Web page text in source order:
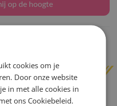
op de hoogte
cookies om je
Door onze website
in met alle cookies in
ons Cookiebeleid.